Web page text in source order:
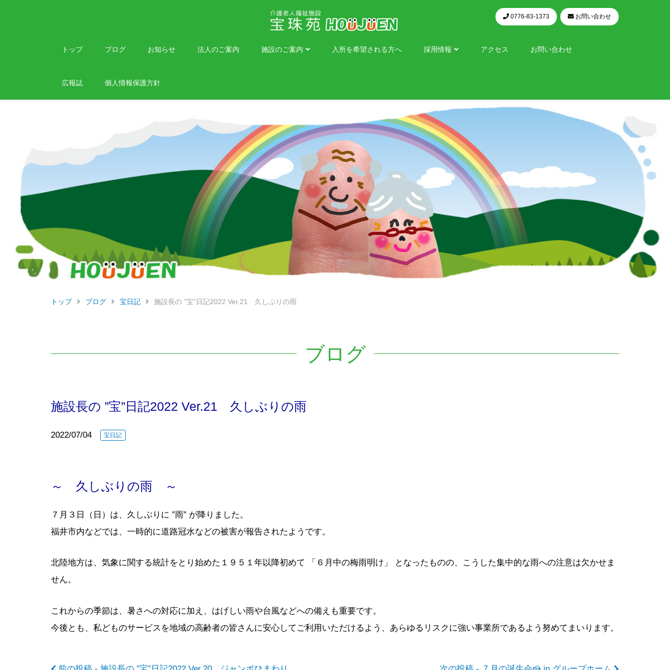
0776-83-1373 お問い合わせ
トップ ブログ お知らせ 法人のご案内 施設のご案内 入所を希望される方へ 採用情報 アクセス お問い合わせ
広報誌 個人情報保護方針
トップ ブログ 宝日記 施設長の ”宝”日記2022 Ver.21 久しぶりの雨
ブログ
施設長の ”宝”日記2022 Ver.21 久しぶりの雨
2022/07/04 宝日記
～ 久しぶりの雨 ～
７月３日（日）は、久しぶりに ”雨” が降りました。
福井市内などでは、一時的に道路冠水などの被害が報告されたようです。
北陸地方は、気象に関する統計をとり始めた１９５１年以降初めて 「６月中の梅雨明け」 となったものの、こうした集中的な雨への注意は欠かせま
せん。
これからの季節は、暑さへの対応に加え、はげしい雨や台風などへの備えも重要です。
今後とも、私どものサービスを地域の高齢者の皆さんに安心してご利用いただけるよう、あらゆるリスクに強い事業所であるよう努めてまいります。
前
後
の